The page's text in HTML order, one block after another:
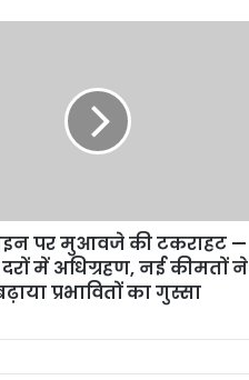
पर मुआवजे की टकराहट —
दरों में अधिग्रहण, नई कीमतों ने
प्रभावितों का गुस्सा